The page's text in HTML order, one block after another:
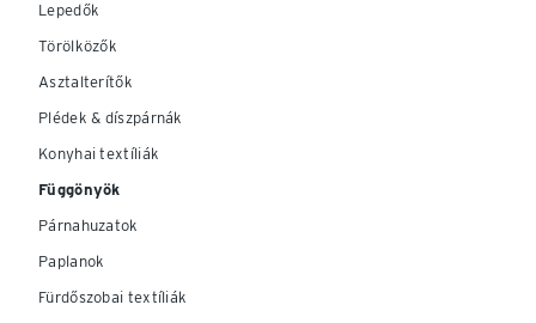
Lepedők
Törölközők
Asztalterítők
Plédek & díszpárnák
Konyhai textíliák
Függönyök
Párnahuzatok
Paplanok
Fürdőszobai textíliák